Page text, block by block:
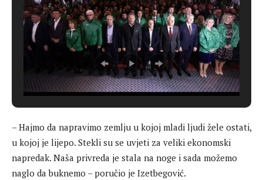
– Hajmo da napravimo zemlju u kojoj mladi ljudi žele ostati,
u kojoj je lijepo. Stekli su se uvjeti za veliki ekonomski
napredak. Naša privreda je stala na noge i sada možemo
naglo da buknemo – poručio je Izetbegović.